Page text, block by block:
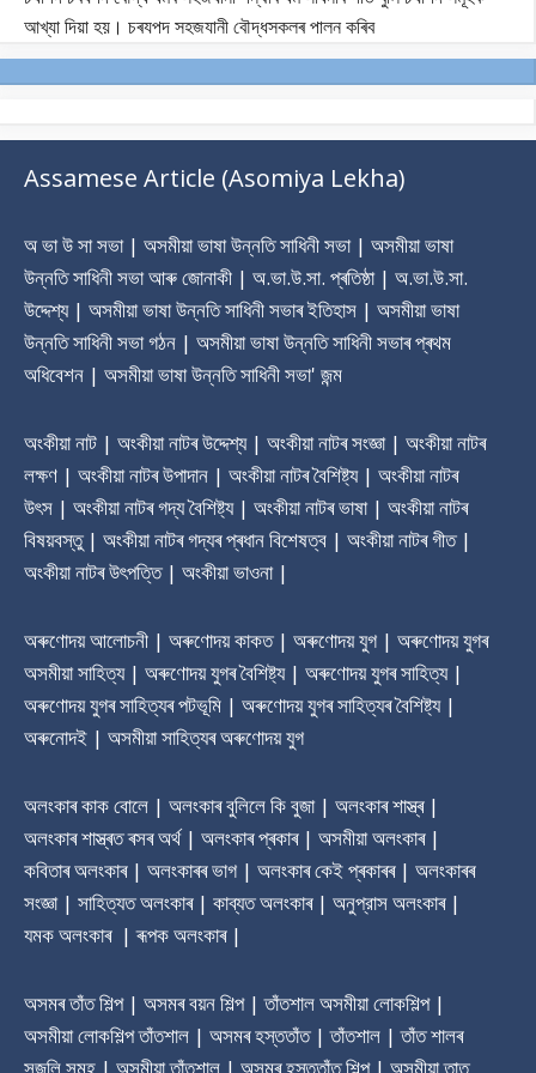
আখ্যা দিয়া হয়। চৰযপদ সহজযানী বৌদ্ধসকলৰ পালন কৰিব
Assamese Article (Asomiya Lekha)
অ ভা উ সা সভা | অসমীয়া ভাষা উন্নতি সাধিনী সভা | অসমীয়া ভাষা
উন্নতি সাধিনী সভা আৰু জোনাকী | অ.ভা.উ.সা. প্ৰতিষ্ঠা | অ.ভা.উ.সা.
উদ্দেশ্য | অসমীয়া ভাষা উন্নতি সাধিনী সভাৰ ‎ইতিহাস | অসমীয়া ভাষা
উন্নতি সাধিনী সভা গঠন | অসমীয়া ভাষা উন্নতি সাধিনী সভাৰ প্ৰথম
অধিবেশন | অসমীয়া ভাষা উন্নতি সাধিনী সভা' জন্ম
অংকীয়া নাট | অংকীয়া নাটৰ উদ্দেশ্য | অংকীয়া নাটৰ সংজ্ঞা | অংকীয়া নাটৰ
লক্ষণ | অংকীয়া নাটৰ উপাদান | অংকীয়া নাটৰ বৈশিষ্ট্য | অংকীয়া নাটৰ
উৎস | অংকীয়া নাটৰ গদ্য বৈশিষ্ট্য | অংকীয়া নাটৰ ভাষা | অংকীয়া নাটৰ
বিষয়বস্তু | অংকীয়া নাটৰ গদ্যৰ প্ৰধান বিশেষত্ব | অংকীয়া নাটৰ গীত |
অংকীয়া নাটৰ উৎপত্তি | অংকীয়া ভাওনা |
অৰুণোদয় আলোচনী | অৰুণোদয় কাকত | অৰুণোদয় যুগ | অৰুণোদয় যুগৰ
অসমীয়া সাহিত্য | অৰুণোদয় যুগৰ বৈশিষ্ট্য | অৰুণোদয় যুগৰ সাহিত্য |
অৰুণোদয় যুগৰ সাহিত্যৰ পটভূমি | অৰুণোদয় যুগৰ সাহিত্যৰ বৈশিষ্ট্য |
অৰুনোদই | অসমীয়া সাহিত্যৰ অৰুণোদয় যুগ
অলংকাৰ কাক বোলে | অলংকাৰ বুলিলে কি বুজা | অলংকাৰ শাস্ত্ৰ |
অলংকাৰ শাস্ত্ৰত ৰসৰ অৰ্থ | অলংকাৰ প্ৰকাৰ | অসমীয়া অলংকাৰ |
কবিতাৰ অলংকাৰ | অলংকাৰৰ ভাগ | অলংকাৰ কেই প্ৰকাৰৰ | অলংকাৰৰ
সংজ্ঞা | সাহিত্যত অলংকাৰ | কাব্যত অলংকাৰ | অনুপ্রাস অলংকাৰ |
যমক অলংকাৰ | ৰূপক অলংকাৰ |
অসমৰ তাঁত শিল্প | অসমৰ বয়ন শিল্প | তাঁতশাল অসমীয়া লোকশিল্প |
অসমীয়া লোকশিল্প তাঁতশাল | অসমৰ হস্ততাঁত | তাঁতশাল | তাঁত শালৰ
সজুলি সমূহ | অসমীয়া তাঁতশাল | অসমৰ হস্ততাঁত শিল্প | অসমীয়া তাত